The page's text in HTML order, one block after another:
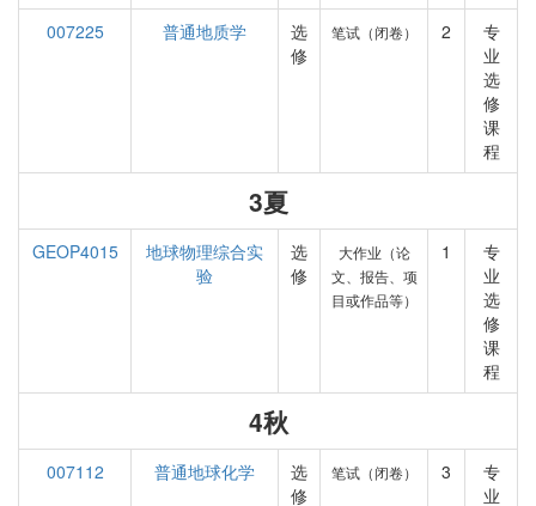
007225
普通地质学
选
修
笔试（闭卷） 2
专
业
选
修
课
程
3夏
GEOP4015
地球物理综合实
验
选
修
大作业（论
文、报告、项
目或作品等）
1
专
业
选
修
课
程
4秋
007112 普通地球化学
选
修
笔试（闭卷） 3
专
业